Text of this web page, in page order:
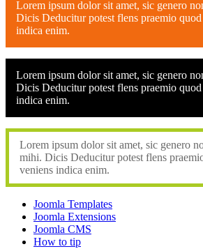
Lorem ipsum dolor sit amet, sic genero
Dicis Deducitur potest flens praemio
indica enim.
Lorem ipsum dolor sit amet, sic genero
Dicis Deducitur potest flens praemio
indica enim.
Lorem ipsum dolor sit amet, sic genero
mihi. Dicis Deducitur potest flens
veniens indica enim.
Joomla Templates
Joomla Extensions
Joomla CMS
How to tip